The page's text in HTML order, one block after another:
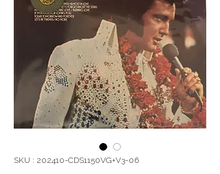
SKU : 202410-CDS1150VG+V3-06